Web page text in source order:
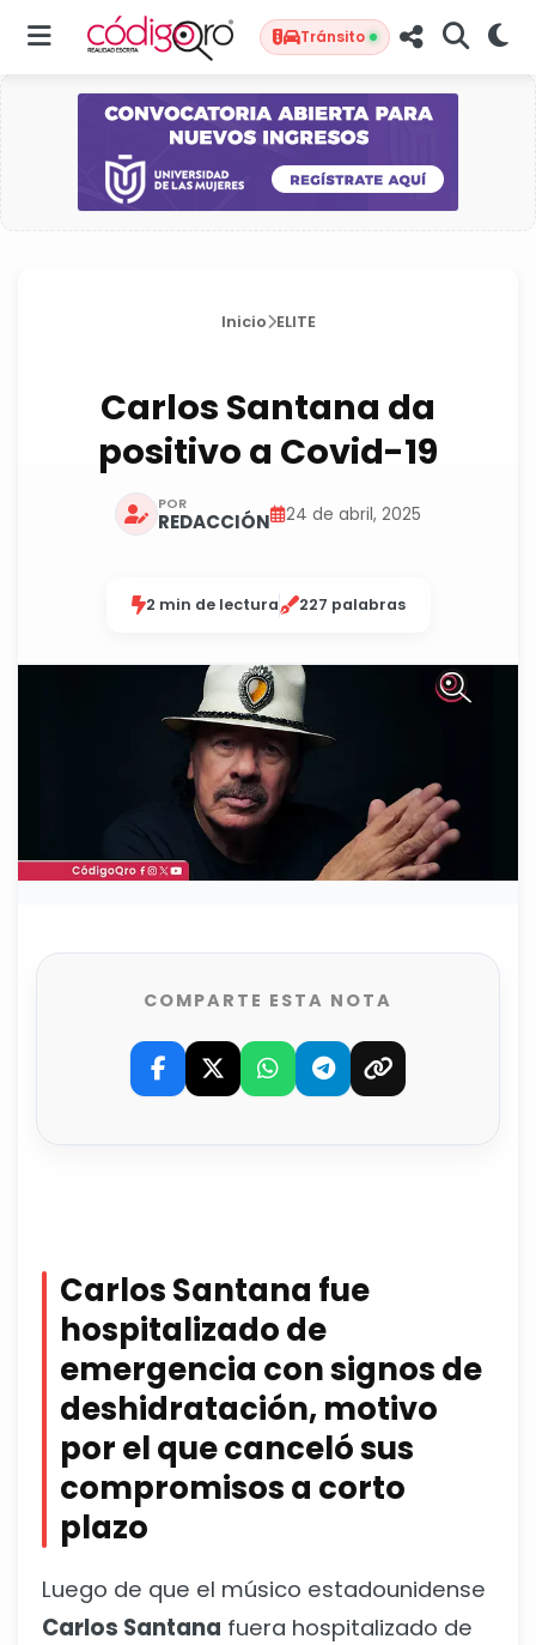
Tránsito
Inicio ELITE
Carlos Santana da
positivo a Covid-19
POR
REDACCIÓN 24 de abril, 2025
2 min de lectura 227 palabras
COMPARTE ESTA NOTA
Carlos Santana fue
hospitalizado de
emergencia con signos de
deshidratación, motivo
por el que canceló sus
compromisos a corto
plazo
Luego de que el músico estadounidense
Carlos Santana fuera hospitalizado de